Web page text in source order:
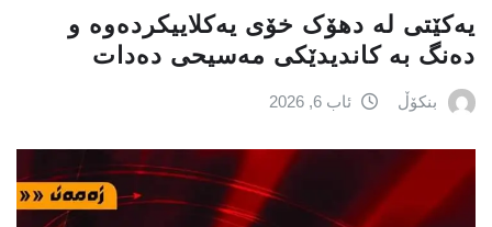
یەکێتی لە دهۆک خۆی یەکلاییکردەوە و
دەنگ بە کاندیدێکی مەسیحی دەدات
بنکۆڵ ئاب 6, 2026